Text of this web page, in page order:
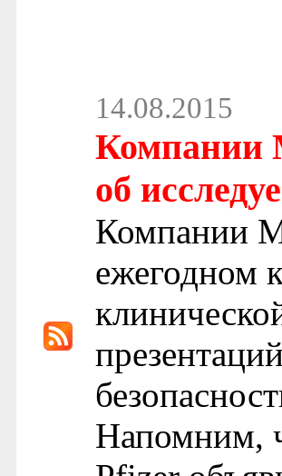
14.08.2015
Компании
об
Компании
ежегодном
Напомним,